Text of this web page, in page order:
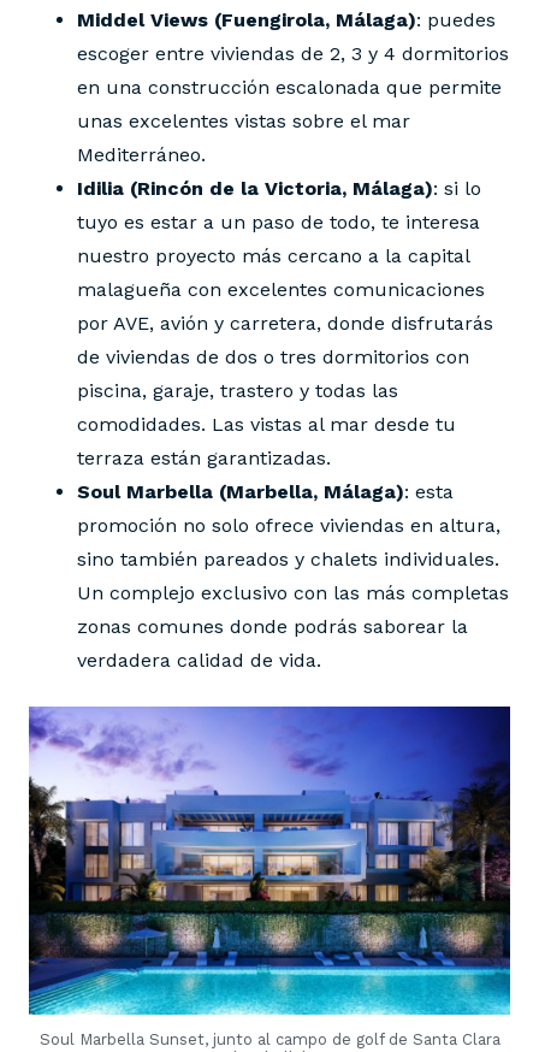
Middel Views (Fuengirola, Málaga): puedes
escoger entre viviendas de 2, 3 y 4 dormitorios
en una construcción escalonada que permite
unas excelentes vistas sobre el mar
Mediterráneo.
Idilia (Rincón de la Victoria, Málaga): si lo
tuyo es estar a un paso de todo, te interesa
nuestro proyecto más cercano a la capital
malagueña con excelentes comunicaciones
por AVE, avión y carretera, donde disfrutarás
de viviendas de dos o tres dormitorios con
piscina, garaje, trastero y todas las
comodidades. Las vistas al mar desde tu
terraza están garantizadas.
Soul Marbella (Marbella, Málaga): esta
promoción no solo ofrece viviendas en altura,
sino también pareados y chalets individuales.
Un complejo exclusivo con las más completas
zonas comunes donde podrás saborear la
verdadera calidad de vida.
Soul Marbella Sunset, junto al campo de golf de Santa Clara